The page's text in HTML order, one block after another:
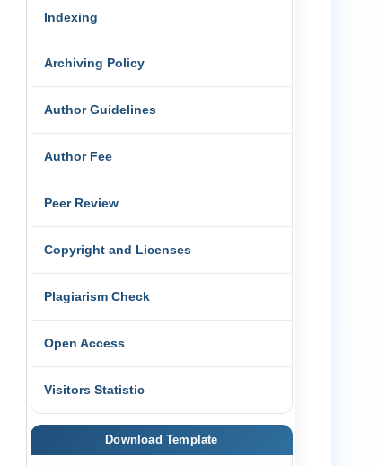
Indexing
Archiving Policy
Author Guidelines
Author Fee
Peer Review
Copyright and Licenses
Plagiarism Check
Open Access
Visitors Statistic
Download Template